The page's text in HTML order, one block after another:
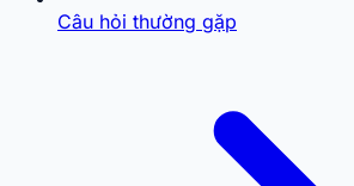
Câu hỏi thường gặp